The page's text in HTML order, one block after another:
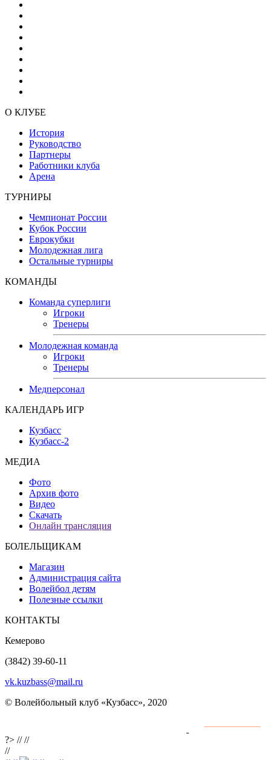
О КЛУБЕ
История
Руководство
Партнеры
Работники клуба
Арена
ТУРНИРЫ
Чемпионат России
Кубок России
Еврокубки
Молодежная лига
Остальные турниры
КОМАНДЫ
Команда суперлиги
Игроки
Тренеры
Молодежная команда
Игроки
Тренеры
Медперсонал
КАЛЕНДАРЬ ИГР
Кузбасс
Кузбасс-2
МЕДИА
Фото
Архив фото
Видео
Скачать
Онлайн трансляция
БОЛЕЛЬЩИКАМ
Магазин
Администрация сайта
Волейбол детям
Полезные ссылки
КОНТАКТЫ
Кемерово
(3842) 39-60-11
vk.kuzbass@mail.ru
© Волейбольный клуб «Кузбасс», 2020
?> ////
//